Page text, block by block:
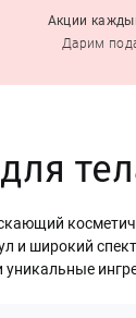
Акции
Дарим
и широкий
уникальные